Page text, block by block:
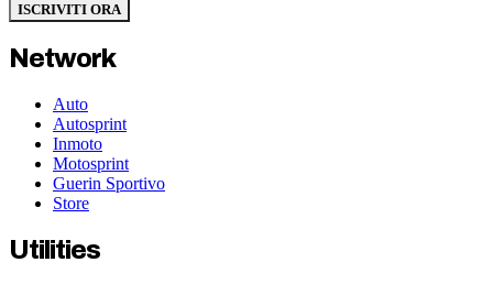
ISCRIVITI ORA
Network
Auto
Autosprint
Inmoto
Motosprint
Guerin Sportivo
Store
Utilities